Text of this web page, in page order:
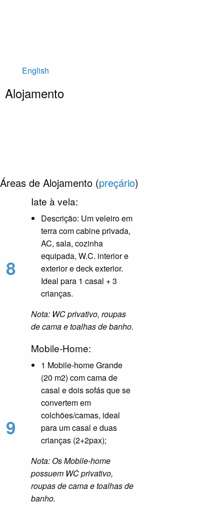
English
Alojamento
Áreas de Alojamento (preçário)
8
Iate à vela:
Descrição: Um veleiro em
terra com cabine privada,
AC, sala, cozinha
equipada, W.C. interior e
exterior e deck exterior.
Ideal para 1 casal + 3
crianças.
Nota: WC privativo, roupas
de cama e toalhas de banho.
9
Mobile-Home:
1 Mobile-home Grande
(20 m2) com cama de
casal e dois sofás que se
convertem em
colchões/camas, ideal
para um casal e duas
crianças (2+2pax);
Nota: Os Mobile-home
possuem WC privativo,
roupas de cama e toalhas de
banho.